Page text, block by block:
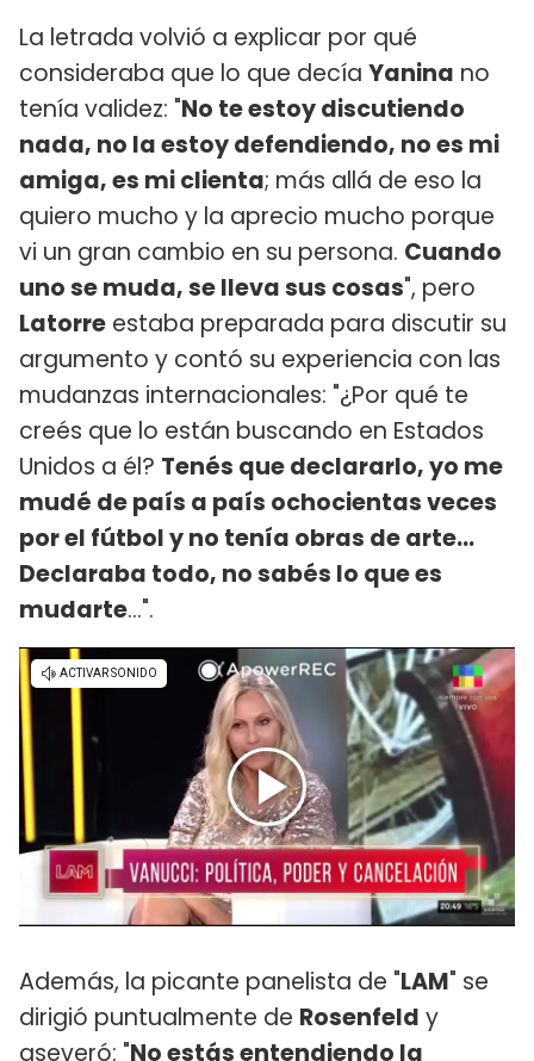
La letrada volvió a explicar por qué
consideraba que lo que decía Yanina no
tenía validez: "No te estoy discutiendo
nada, no la estoy defendiendo, no es mi
amiga, es mi clienta; más allá de eso la
quiero mucho y la aprecio mucho porque
vi un gran cambio en su persona. Cuando
uno se muda, se lleva sus cosas", pero
Latorre estaba preparada para discutir su
argumento y contó su experiencia con las
mudanzas internacionales: "¿Por qué te
creés que lo están buscando en Estados
Unidos a él? Tenés que declararlo, yo me
mudé de país a país ochocientas veces
por el fútbol y no tenía obras de arte...
Declaraba todo, no sabés lo que es
mudarte...".
Además, la picante panelista de "LAM" se
dirigió puntualmente de Rosenfeld y
aseveró: "No estás entendiendo la